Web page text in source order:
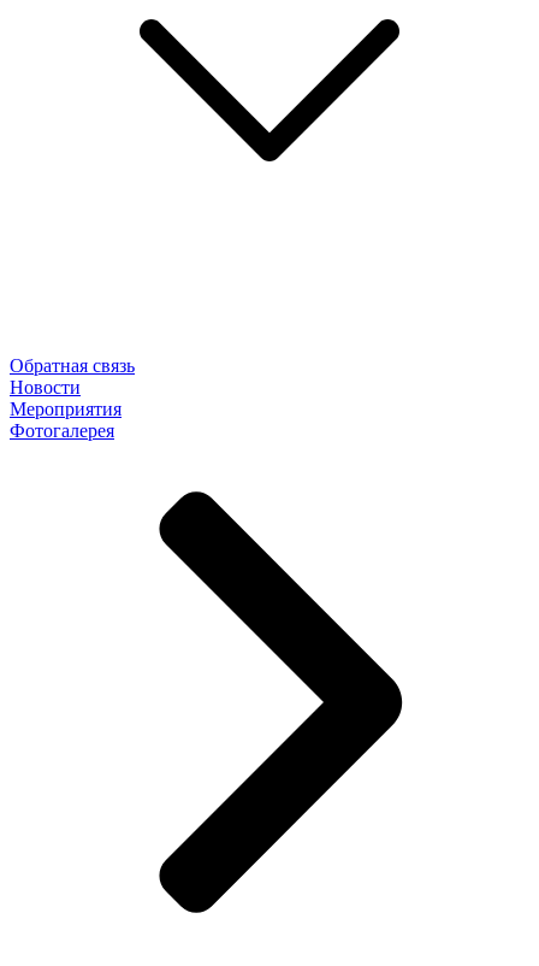
Обратная связь
Новости
Мероприятия
Фотогалерея